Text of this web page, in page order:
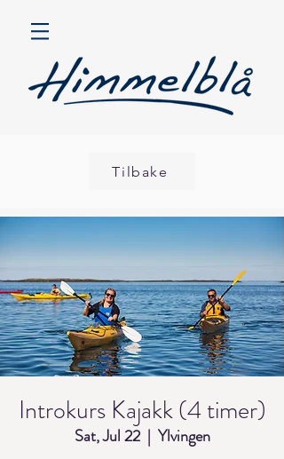
Tilbake
Introkurs Kajakk (4 timer)
Sat, Jul 22
  |
Ylvingen